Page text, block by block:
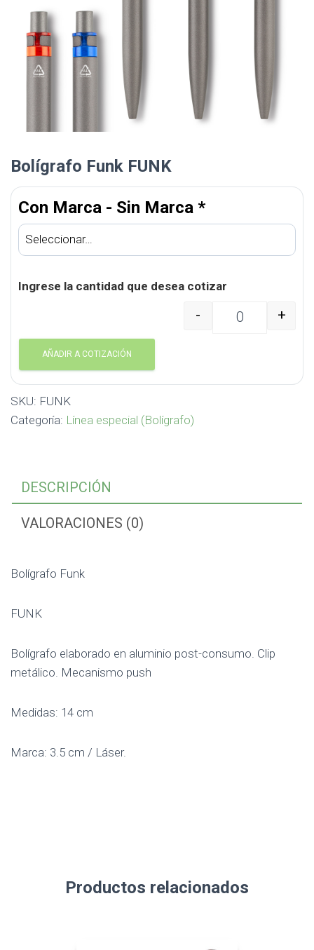
Bolígrafo Funk FUNK
Con Marca - Sin Marca *
Ingrese la cantidad que desea cotizar
Bolígrafo Funk FUNK
- +
AÑADIR A COTIZACIÓN
SKU: FUNK
Categoría: Línea especial (Bolígrafo)
DESCRIPCIÓN
VALORACIONES (0)
Bolígrafo Funk
FUNK
Bolígrafo elaborado en aluminio post-consumo. Clip
metálico. Mecanismo push
Medidas: 14 cm
Marca: 3.5 cm / Láser.
Productos relacionados